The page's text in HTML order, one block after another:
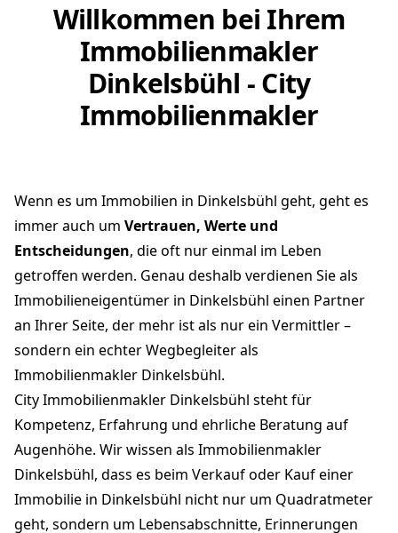
Willkommen bei Ihrem
Immobilienmakler
Dinkelsbühl - City
Immobilienmakler
Wenn es um Immobilien in Dinkelsbühl geht, geht es
immer auch um Vertrauen, Werte und
Entscheidungen, die oft nur einmal im Leben
getroffen werden. Genau deshalb verdienen Sie als
Immobilieneigentümer in Dinkelsbühl einen Partner
an Ihrer Seite, der mehr ist als nur ein Vermittler –
sondern ein echter Wegbegleiter als
Immobilienmakler Dinkelsbühl.
City Immobilienmakler Dinkelsbühl steht für
Kompetenz, Erfahrung und ehrliche Beratung auf
Augenhöhe. Wir wissen als Immobilienmakler
Dinkelsbühl, dass es beim Verkauf oder Kauf einer
Immobilie in Dinkelsbühl nicht nur um Quadratmeter
geht, sondern um Lebensabschnitte, Erinnerungen